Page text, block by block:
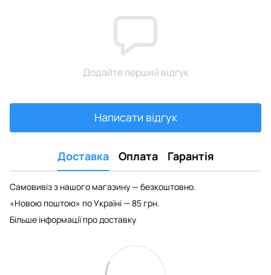
Додайте перший відгук
Написати відгук
Доставка Оплата Гарантія
Самовивіз з нашого магазину — безкоштовно.
«Новою поштою» по Україні — 85 грн.
Більше інформації про доставку